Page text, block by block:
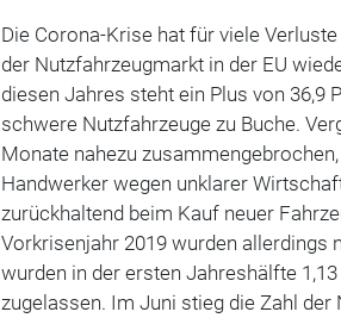
Die Corona-Krise hat für viele
der Nutzfahrzeugmarkt in der EU
diesen Jahres steht ein Plus von 36,9
schwere Nutzfahrzeuge zu Buche.
Monate nahezu
Handwerker wegen unklarer
zurückhaltend beim Kauf neuer
Vorkrisenjahr 2019 wurden allerdings
wurden in der ersten Jahreshälfte
zugelassen. Im Juni stieg die Zahl